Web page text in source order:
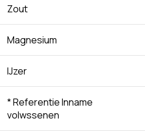
Zout
Magnesium
IJzer
* Referentie Inname
volwssenen